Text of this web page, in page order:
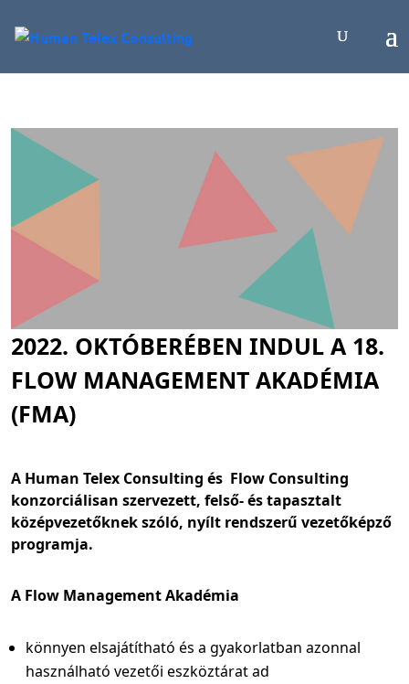
2022. OKTÓBERÉBEN INDUL A 18.
FLOW MANAGEMENT AKADÉMIA
(FMA)
A Human Telex Consulting és Flow Consulting
konzorciálisan szervezett, felső- és tapasztalt
középvezetőknek szóló, nyílt rendszerű vezetőképző
programja.
A Flow Management Akadémia
könnyen elsajátítható és a gyakorlatban azonnal
használható vezetői eszköztárat ad